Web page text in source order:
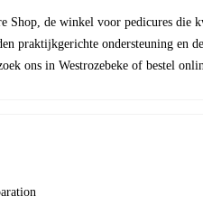
Shop, de winkel voor pedicures die
praktijkgerichte ondersteuning en
ons in Westrozebeke of bestel